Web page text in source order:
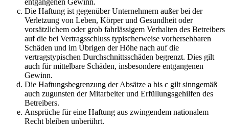
entgangenen Gewinn.
Die Haftung ist gegenüber Unternehmern außer bei der
Verletzung von Leben, Körper und Gesundheit oder
vorsätzlichem oder grob fahrlässigem Verhalten des Betreibers
auf die bei Vertragsschluss typischerweise vorhersehbaren
Schäden und im Übrigen der Höhe nach auf die
vertragstypischen Durchschnittsschäden begrenzt. Dies gilt
auch für mittelbare Schäden, insbesondere entgangenen
Gewinn.
Die Haftungsbegrenzung der Absätze a bis c gilt sinngemäß
auch zugunsten der Mitarbeiter und Erfüllungsgehilfen des
Betreibers.
Ansprüche für eine Haftung aus zwingendem nationalem
Recht bleiben unberührt.